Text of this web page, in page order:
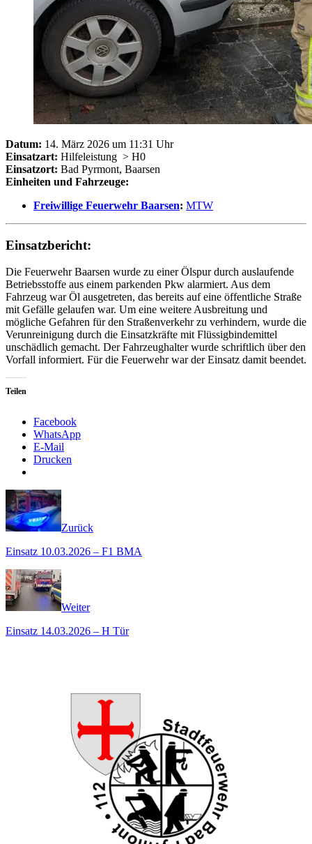
Datum: 14. März 2026 um 11:31 Uhr
Einsatzart: Hilfeleistung > H0
Einsatzort: Bad Pyrmont, Baarsen
Einheiten und Fahrzeuge:
Freiwillige Feuerwehr Baarsen: MTW
Einsatzbericht:
Die Feuerwehr Baarsen wurde zu einer Ölspur durch auslaufende
Betriebsstoffe aus einem parkenden Pkw alarmiert. Aus dem
Fahrzeug war Öl ausgetreten, das bereits auf eine öffentliche Straße
mit Gefälle gelaufen war. Um eine weitere Ausbreitung und
mögliche Gefahren für den Straßenverkehr zu verhindern, wurde die
Verunreinigung durch die Einsatzkräfte mit Flüssigbindemittel
unschädlich gemacht. Der Fahrzeughalter wurde schriftlich über den
Vorfall informiert. Für die Feuerwehr war der Einsatz damit beendet.
Teilen
Facebook
WhatsApp
E-Mail
Drucken
Zurück
Einsatz 10.03.2026 – F1 BMA
Weiter
Einsatz 14.03.2026 – H Tür